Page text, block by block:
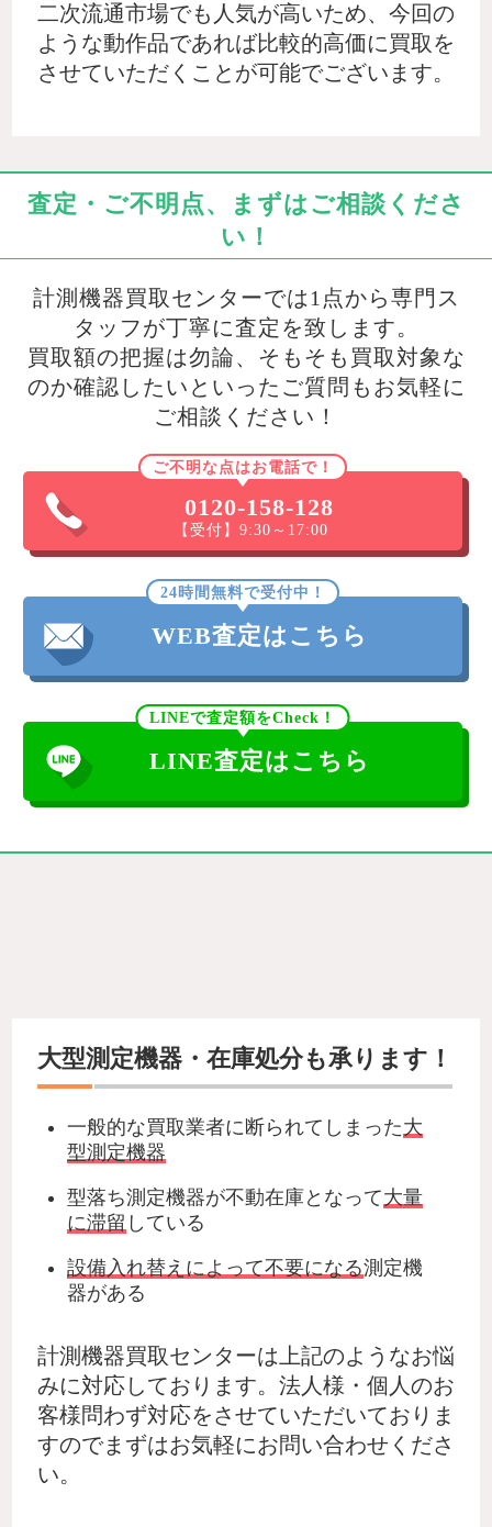
二次流通市場でも人気が高いため、今回の
ような動作品であれば比較的高価に買取を
させていただくことが可能でございます。
査定・ご不明点、まずはご相談くださ
い！
計測機器買取センターでは1点から専門ス
タッフが丁寧に査定を致します。
買取額の把握は勿論、そもそも買取対象な
のか確認したいといったご質問もお気軽に
ご相談ください！
ご不明な点はお電話で！
0120-158-128
【受付】9:30～17:00
24時間無料で受付中！
WEB査定はこちら
LINEで査定額をCheck！
LINE査定はこちら
大型測定機器・在庫処分も承ります！
一般的な買取業者に断られてしまった大
型測定機器
型落ち測定機器が不動在庫となって大量
に滞留 している
設備入れ替えによって不要になる測定機
器がある
計測機器買取センターは上記のようなお悩
みに対応しております。法人様・個人のお
客様問わず対応をさせていただいておりま
すのでまずはお気軽にお問い合わせくださ
い。